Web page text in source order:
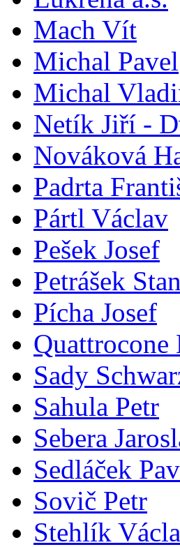
Mach Vít
Michal Pavel
Michal
Netík Jiří -
Nováková
Padrta
Pártl Václav
Pešek Josef
Petrášek
Pícha Josef
Quattrocone
Sady
Sahula Petr
Sebera
Sedláček
Sovič Petr
Stehlík